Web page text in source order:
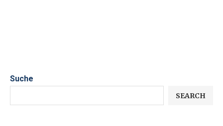
Suche
SEARCH